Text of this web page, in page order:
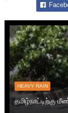
HEAVY RAIN
தமிழ்நாட்டிற்கு